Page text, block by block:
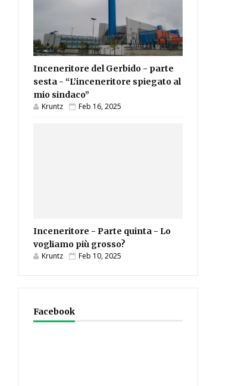
Inceneritore del Gerbido - parte
sesta - “L’inceneritore spiegato al
mio sindaco”
Kruntz Feb 16, 2025
Inceneritore - Parte quinta - Lo
vogliamo più grosso?
Kruntz Feb 10, 2025
Facebook